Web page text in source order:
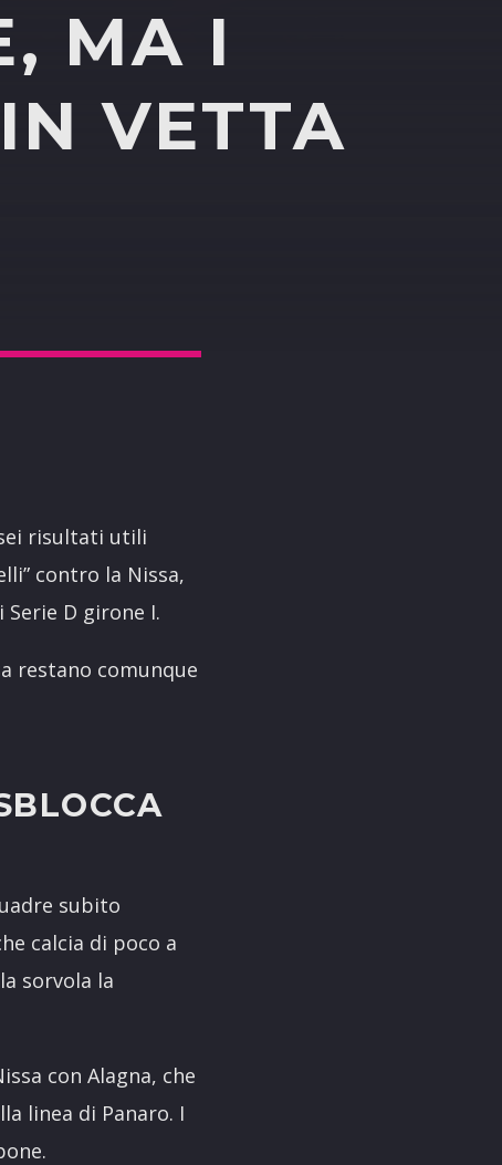
MA I
VETTA
risultati utili
contro la Nissa,
D girone I.
restano comunque
subito
calcia di poco a
sorvola la
con Alagna, che
linea di Panaro. I